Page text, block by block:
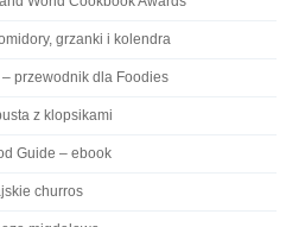
grzanki i kolendra
przewodnik dla Foodies
z klopsikami
Guide – ebook
churros